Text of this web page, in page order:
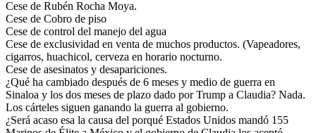
Cese de Rubén Rocha Moya.
Cese de Cobro de piso
Cese de control del manejo del agua
Cese de exclusividad en venta de muchos productos. (Vapeadores,
cigarros, huachicol, cerveza en horario nocturno.
Cese de asesinatos y desapariciones.
¿Qué ha cambiado después de 6 meses y medio de guerra en
Sinaloa y los dos meses de plazo dado por Trump a Claudia? Nada.
Los cárteles siguen ganando la guerra al gobierno.
¿Será acaso esa la causa del porqué Estados Unidos mandó 155